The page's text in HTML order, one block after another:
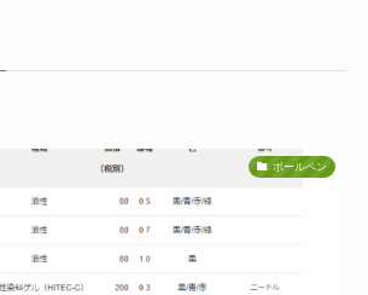
ボールペン